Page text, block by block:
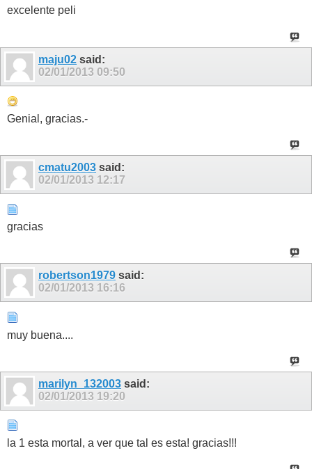
excelente peli
maju02 said:
02/01/2013 09:50
Genial, gracias.-
cmatu2003 said:
02/01/2013 12:17
gracias
robertson1979 said:
02/01/2013 16:16
muy buena....
marilyn_132003 said:
02/01/2013 19:20
la 1 esta mortal, a ver que tal es esta! gracias!!!